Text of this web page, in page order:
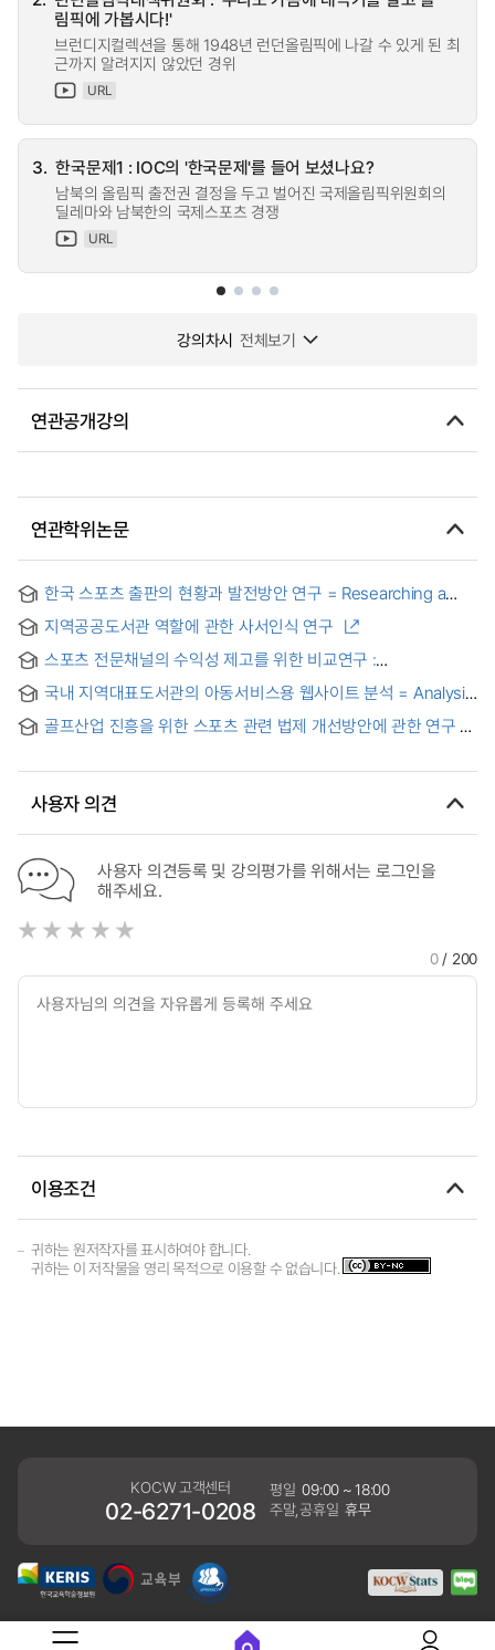
림픽에 가봅시다!'
브런디지컬렉션을 통해 1948년 런던올림픽에 나갈 수 있게 된 최
근까지 알려지지 않았던 경위
URL
3. 한국문제1 : IOC의 '한국문제'를 들어 보셨나요?
남북의 올림픽 출전권 결정을 두고 벌어진 국제올림픽위원회의
딜레마와 남북한의 국제스포츠 경쟁
URL
강의차시 전체보기
연관공개강의
연관학위논문
한국 스포츠 출판의 현황과 발전방안 연구 = Researching a
growth plan for the Korean sports publication
지역공공도서관 역할에 관한 사서인식 연구
스포츠 전문채널의 수익성 제고를 위한 비교연구 :
SBS골프채널과 SBS스포츠채널을 중심으로 = Comparative
study to review the profitability improvement of specialized
channel for sport : centered on the SBS Golf channel and
SBS Sport channel
국내 지역대표도서관의 아동서비스용 웹사이트 분석 = Analysis
of Regional Representative Libraries' Web Sites for
Children's Service Usage in Korea
골프산업 진흥을 위한 스포츠 관련 법제 개선방안에 관한 연구 =
Sports Law for the Promotion of Golf Industry
사용자 의견
사용자 의견등록 및 강의평가를 위해서는 로그인을
해주세요.
0/ 200
이용조건
귀하는 원저작자를 표시하여야 합니다.
귀하는 이 저작물을 영리 목적으로 이용할 수 없습니다.
KOCW 고객센터
02-6271-0208
평일 09:00 ~ 18:00
주말,공휴일 휴무